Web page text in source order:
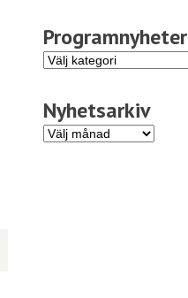
Programnyheter
Programnyheter
Nyhetsarkiv
Nyhetsarkiv